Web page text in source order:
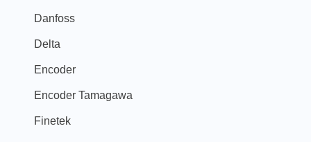
Danfoss
Delta
Encoder
Encoder Tamagawa
Finetek